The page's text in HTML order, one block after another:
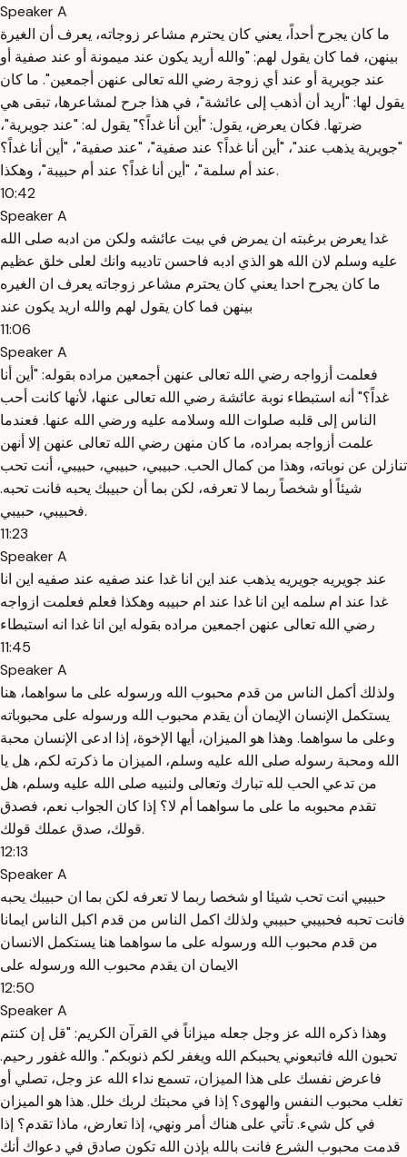
Speaker A
ما كان يجرح أحداً، يعني كان يحترم مشاعر زوجاته، يعرف أن الغيرة
بينهن، فما كان يقول لهم: "والله أريد يكون عند ميمونة أو عند صفية أو
عند جويرية أو عند أي زوجة رضي الله تعالى عنهن أجمعين". ما كان
يقول لها: "أريد أن أذهب إلى عائشة"، في هذا جرح لمشاعرها، تبقى هي
ضرتها. فكان يعرض، يقول: "أين أنا غداً؟" يقول له: "عند جويرية"،
"جويرية يذهب عند"، "أين أنا غداً؟ عند صفية"، "عند صفية"، "أين أنا غداً؟
عند أم سلمة"، "أين أنا غداً؟ عند أم حبيبة"، وهكذا.
10:42
Speaker A
غدا يعرض برغبته ان يمرض في بيت عائشه ولكن من ادبه صلى الله
عليه وسلم لان الله هو الذي ادبه فاحسن تاديبه وانك لعلى خلق عظيم
ما كان يجرح احدا يعني كان يحترم مشاعر زوجاته يعرف ان الغيره
بينهن فما كان يقول لهم والله اريد يكون عند
11:06
Speaker A
فعلمت أزواجه رضي الله تعالى عنهن أجمعين مراده بقوله: "أين أنا
غداً؟" أنه استبطاء نوبة عائشة رضي الله تعالى عنها، لأنها كانت أحب
الناس إلى قلبه صلوات الله وسلامه عليه ورضي الله عنها. فعندما
علمت أزواجه بمراده، ما كان منهن رضي الله تعالى عنهن إلا أنهن
تنازلن عن نوباته، وهذا من كمال الحب. حبيبي، حبيبي، حبيبي، أنت تحب
شيئاً أو شخصاً ربما لا تعرفه، لكن بما أن حبيبك يحبه فانت تحبه.
فحبيبي، حبيبي.
11:23
Speaker A
عند جويريه جويريه يذهب عند اين انا غدا عند صفيه عند صفيه اين انا
غدا عند ام سلمه اين انا غدا عند ام حبيبه وهكذا فعلم فعلمت ازواجه
رضي الله تعالى عنهن اجمعين مراده بقوله اين انا غدا انه استبطاء
11:45
Speaker A
ولذلك أكمل الناس من قدم محبوب الله ورسوله على ما سواهما، هنا
يستكمل الإنسان الإيمان أن يقدم محبوب الله ورسوله على محبوباته
وعلى ما سواهما. وهذا هو الميزان، أيها الإخوة، إذا ادعى الإنسان محبة
الله ومحبة رسوله صلى الله عليه وسلم، الميزان ما ذكرته لكم، هل يا
من تدعي الحب لله تبارك وتعالى ولنبيه صلى الله عليه وسلم، هل
تقدم محبوبه ما على ما سواهما أم لا؟ إذا كان الجواب نعم، فصدق
قولك، صدق عملك قولك.
12:13
Speaker A
حبيبي انت تحب شيئا او شخصا ربما لا تعرفه لكن بما ان حبيبك يحبه
فانت تحبه فحبيبي حبيبي ولذلك اكمل الناس من قدم اكبل الناس ايمانا
من قدم محبوب الله ورسوله على ما سواهما هنا يستكمل الانسان
الايمان ان يقدم محبوب الله ورسوله على
12:50
Speaker A
وهذا ذكره الله عز وجل جعله ميزاناً في القرآن الكريم: "قل إن كنتم
تحبون الله فاتبعوني يحببكم الله ويغفر لكم ذنوبكم". والله غفور رحيم.
فاعرض نفسك على هذا الميزان، تسمع نداء الله عز وجل، تصلي أو
تغلب محبوب النفس والهوى؟ إذا في محبتك لربك خلل. هذا هو الميزان
في كل شيء. تأتي على هناك أمر ونهي، إذا تعارض، ماذا تقدم؟ إذا
قدمت محبوب الشرع فانت بالله بإذن الله تكون صادق في دعواك أنك